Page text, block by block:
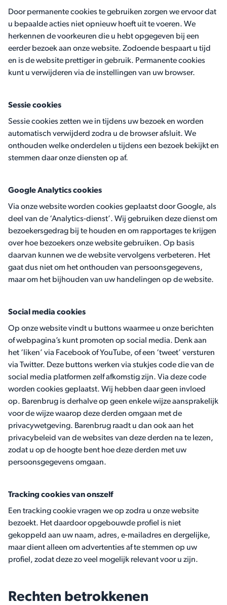
Door permanente cookies te gebruiken zorgen we ervoor dat
u bepaalde acties niet opnieuw hoeft uit te voeren. We
herkennen de voorkeuren die u hebt opgegeven bij een
eerder bezoek aan onze website. Zodoende bespaart u tijd
en is de website prettiger in gebruik. Permanente cookies
kunt u verwijderen via de instellingen van uw browser.
Sessie cookies
Sessie cookies zetten we in tijdens uw bezoek en worden
automatisch verwijderd zodra u de browser afsluit. We
onthouden welke onderdelen u tijdens een bezoek bekijkt en
stemmen daar onze diensten op af.
Google Analytics cookies
Via onze website worden cookies geplaatst door Google, als
deel van de ‘Analytics-dienst’. Wij gebruiken deze dienst om
bezoekersgedrag bij te houden en om rapportages te krijgen
over hoe bezoekers onze website gebruiken. Op basis
daarvan kunnen we de website vervolgens verbeteren. Het
gaat dus niet om het onthouden van persoonsgegevens,
maar om het bijhouden van uw handelingen op de website.
Social media cookies
Op onze website vindt u buttons waarmee u onze berichten
of webpagina’s kunt promoten op social media. Denk aan
het ‘liken’ via Facebook of YouTube, of een ‘tweet’ versturen
via Twitter. Deze buttons werken via stukjes code die van de
social media platformen zelf afkomstig zijn. Via deze code
worden cookies geplaatst. Wij hebben daar geen invloed
op. Barenbrug is derhalve op geen enkele wijze aansprakelijk
voor de wijze waarop deze derden omgaan met de
privacywetgeving. Barenbrug raadt u dan ook aan het
privacybeleid van de websites van deze derden na te lezen,
zodat u op de hoogte bent hoe deze derden met uw
persoonsgegevens omgaan.
Tracking cookies van onszelf
Een tracking cookie vragen we op zodra u onze website
bezoekt. Het daardoor opgebouwde profiel is niet
gekoppeld aan uw naam, adres, e-mailadres en dergelijke,
maar dient alleen om advertenties af te stemmen op uw
profiel, zodat deze zo veel mogelijk relevant voor u zijn.
Rechten betrokkenen